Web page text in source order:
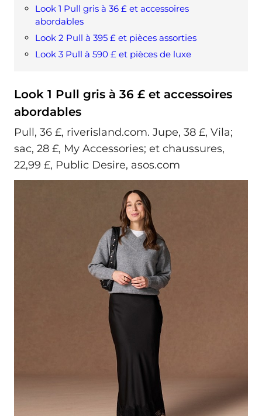
Look 1 Pull gris à 36 £ et accessoires
abordables
Look 2 Pull à 395 £ et pièces assorties
Look 3 Pull à 590 £ et pièces de luxe
Look 1 Pull gris à 36 £ et accessoires
abordables
Pull, 36 £, riverisland.com. Jupe, 38 £, Vila;
sac, 28 £, My Accessories; et chaussures,
22,99 £, Public Desire, asos.com